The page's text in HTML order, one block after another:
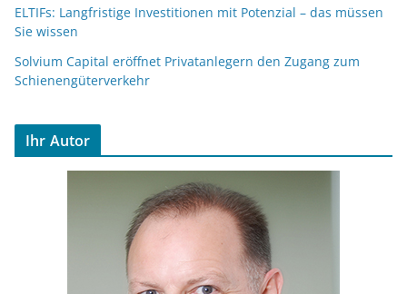
ELTIFs: Langfristige Investitionen mit Potenzial – das müssen
Sie wissen
Solvium Capital eröffnet Privatanlegern den Zugang zum
Schienengüterverkehr
Ihr Autor